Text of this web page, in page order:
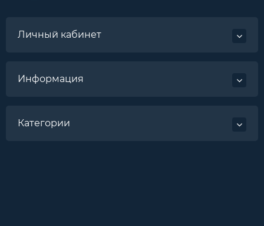
Личный кабинет
Информация
Категории